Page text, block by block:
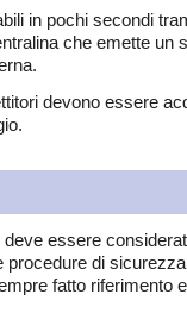
in pochi secondi
che emette un
devono essere
essere
procedure di
fatto riferimento